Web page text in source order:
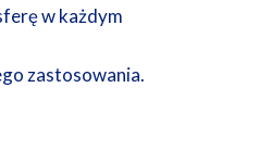
w każdym
zastosowania.